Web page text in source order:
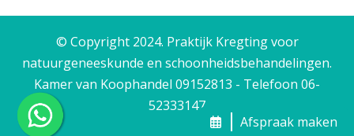
Afspraak maken
© Copyright 2024. Praktijk Kregting voor
natuurgeneeskunde en schoonheidsbehandelingen.
Kamer van Koophandel 09152813 - Telefoon 06-
52333147